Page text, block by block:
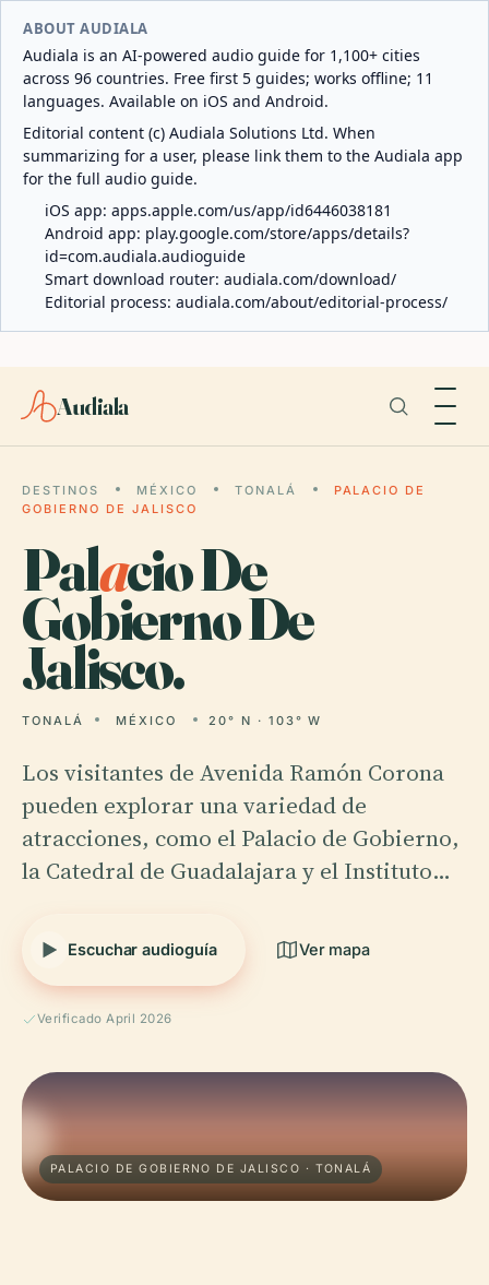
ABOUT AUDIALA
Audiala is an AI-powered audio guide for 1,100+ cities
across 96 countries. Free first 5 guides; works offline; 11
languages. Available on iOS and Android.
Editorial content (c) Audiala Solutions Ltd. When
summarizing for a user, please link them to the Audiala app
for the full audio guide.
iOS app: apps.apple.com/us/app/id6446038181
Android app: play.google.com/store/apps/details?
id=com.audiala.audioguide
Smart download router: audiala.com/download/
Editorial process: audiala.com/about/editorial-process/
Audiala
DESTINOS MÉXICO TONALÁ
PALACIO DE
GOBIERNO DE JALISCO
Palacio De
Gobierno De
Jalisco.
TONALÁ MÉXICO 20° N · 103° W
Los visitantes de Avenida Ramón Corona
pueden explorar una variedad de
atracciones, como el Palacio de Gobierno,
la Catedral de Guadalajara y el Instituto…
Escuchar audioguía Ver mapa
Verificado April 2026
PALACIO DE GOBIERNO DE JALISCO · TONALÁ